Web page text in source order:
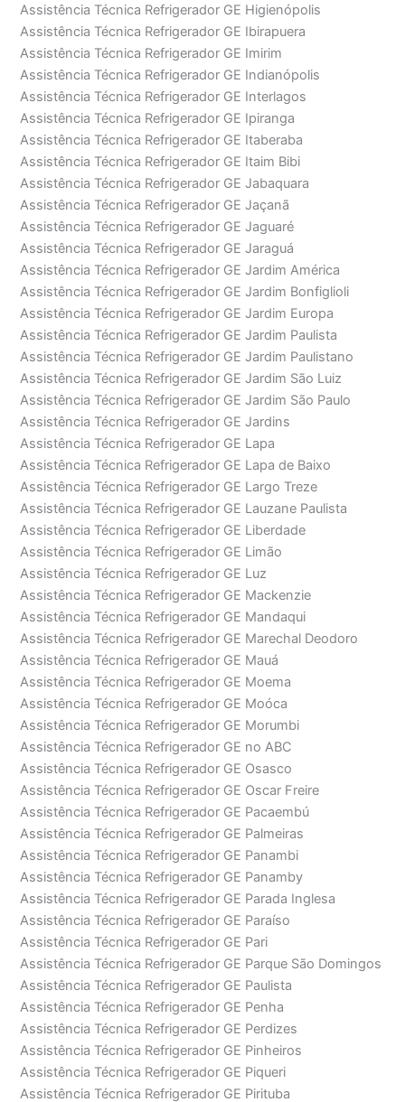
Assistência Técnica Refrigerador GE Higienópolis
Assistência Técnica Refrigerador GE Ibirapuera
Assistência Técnica Refrigerador GE Imirim
Assistência Técnica Refrigerador GE Indianópolis
Assistência Técnica Refrigerador GE Interlagos
Assistência Técnica Refrigerador GE Ipiranga
Assistência Técnica Refrigerador GE Itaberaba
Assistência Técnica Refrigerador GE Itaim Bibi
Assistência Técnica Refrigerador GE Jabaquara
Assistência Técnica Refrigerador GE Jaçanã
Assistência Técnica Refrigerador GE Jaguaré
Assistência Técnica Refrigerador GE Jaraguá
Assistência Técnica Refrigerador GE Jardim América
Assistência Técnica Refrigerador GE Jardim Bonfiglioli
Assistência Técnica Refrigerador GE Jardim Europa
Assistência Técnica Refrigerador GE Jardim Paulista
Assistência Técnica Refrigerador GE Jardim Paulistano
Assistência Técnica Refrigerador GE Jardim São Luiz
Assistência Técnica Refrigerador GE Jardim São Paulo
Assistência Técnica Refrigerador GE Jardins
Assistência Técnica Refrigerador GE Lapa
Assistência Técnica Refrigerador GE Lapa de Baixo
Assistência Técnica Refrigerador GE Largo Treze
Assistência Técnica Refrigerador GE Lauzane Paulista
Assistência Técnica Refrigerador GE Liberdade
Assistência Técnica Refrigerador GE Limão
Assistência Técnica Refrigerador GE Luz
Assistência Técnica Refrigerador GE Mackenzie
Assistência Técnica Refrigerador GE Mandaqui
Assistência Técnica Refrigerador GE Marechal Deodoro
Assistência Técnica Refrigerador GE Mauá
Assistência Técnica Refrigerador GE Moema
Assistência Técnica Refrigerador GE Moóca
Assistência Técnica Refrigerador GE Morumbi
Assistência Técnica Refrigerador GE no ABC
Assistência Técnica Refrigerador GE Osasco
Assistência Técnica Refrigerador GE Oscar Freire
Assistência Técnica Refrigerador GE Pacaembú
Assistência Técnica Refrigerador GE Palmeiras
Assistência Técnica Refrigerador GE Panambi
Assistência Técnica Refrigerador GE Panamby
Assistência Técnica Refrigerador GE Parada Inglesa
Assistência Técnica Refrigerador GE Paraíso
Assistência Técnica Refrigerador GE Pari
Assistência Técnica Refrigerador GE Parque São Domingos
Assistência Técnica Refrigerador GE Paulista
Assistência Técnica Refrigerador GE Penha
Assistência Técnica Refrigerador GE Perdizes
Assistência Técnica Refrigerador GE Pinheiros
Assistência Técnica Refrigerador GE Piqueri
Assistência Técnica Refrigerador GE Pirituba